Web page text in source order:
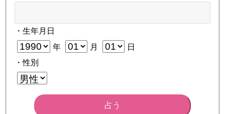
・生年月日
年 月
日
・性別
占う